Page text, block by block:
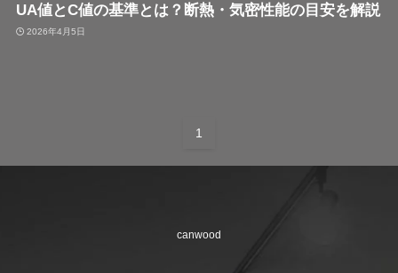
UA値とC値の基準とは？断熱・気密性能の目安を解説
2026年4月5日
1
canwood